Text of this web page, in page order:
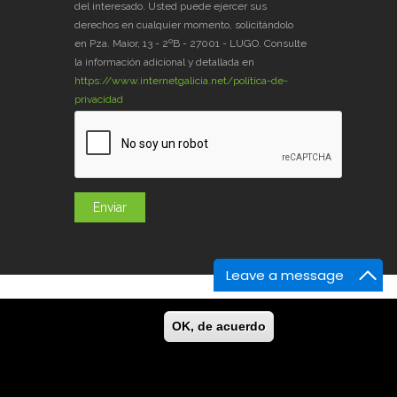
Leave a message
del interesado. Usted puede ejercer sus
derechos en cualquier momento, solicitándolo
en Pza. Maior, 13 - 2ºB - 27001 - LUGO. Consulte
la información adicional y detallada en
https://www.internetgalicia.net/política-de-
privacidad
En la Prensa Contacto
OK, de acuerdo